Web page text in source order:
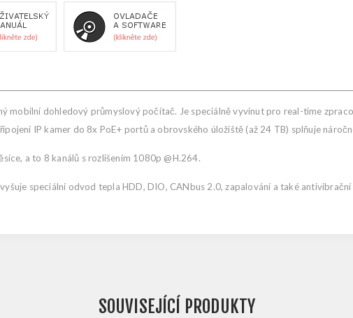
mobilní dohledový průmyslový počítač. Je speciálně vyvinut pro real-time
IP kamer do 8x PoE+ portů a obrovského úložiště (až 24 TB) splňuje
a to 8 kanálů s rozlišením 1080p @H.264.
speciální odvod tepla HDD, DIO, CANbus 2.0, zapalování a také
SOUVISEJÍCÍ PRODUKTY